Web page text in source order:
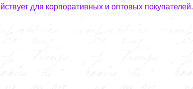
для корпоративных и оптовых покупателей.